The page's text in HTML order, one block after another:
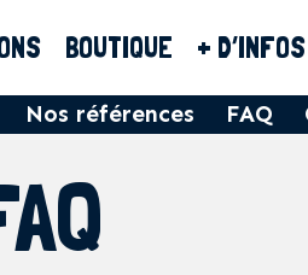
BOUTIQUE + D’INFOS
Nos références FAQ